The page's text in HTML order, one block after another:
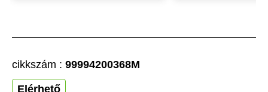
cikkszám : 99994200368M
Elérhető